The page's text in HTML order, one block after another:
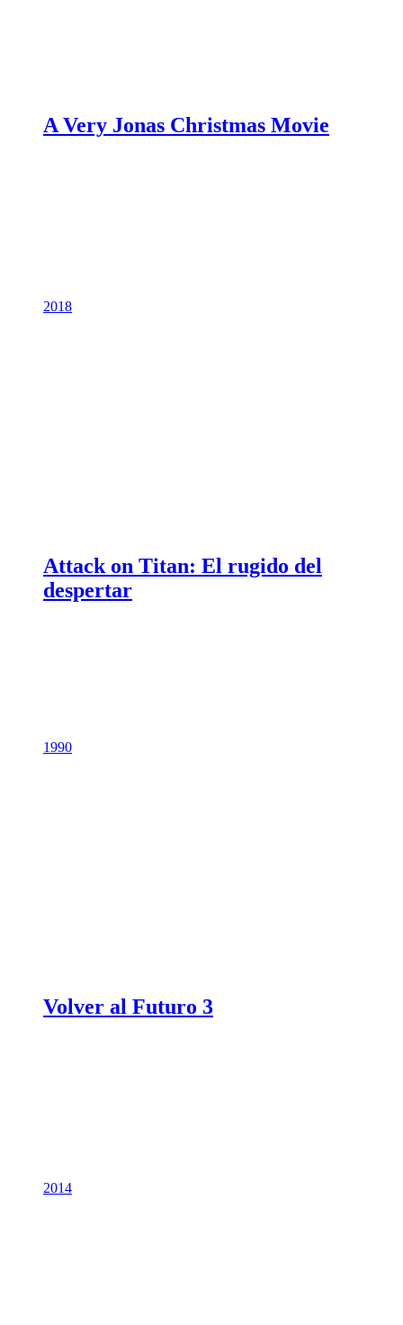
A Very Jonas Christmas Movie
2018
Attack on Titan: El rugido del
despertar
1990
Volver al Futuro 3
2014